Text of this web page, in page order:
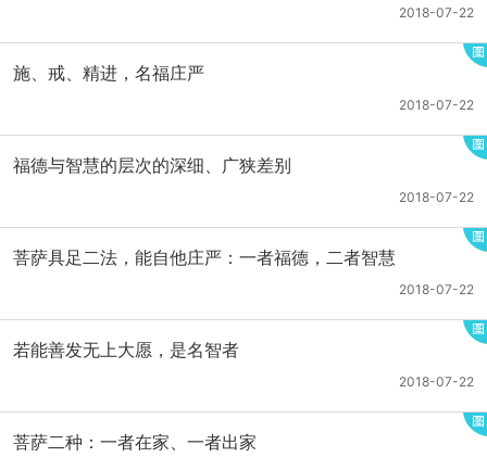
2018-07-22
施、戒、精进，名福庄严
2018-07-22
福德与智慧的层次的深细、广狭差别
2018-07-22
菩萨具足二法，能自他庄严：一者福德，二者智慧
2018-07-22
若能善发无上大愿，是名智者
2018-07-22
菩萨二种：一者在家、一者出家